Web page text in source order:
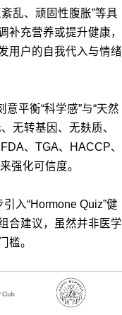
乱、顽固性腹胀”等具
补充营养或提升健康，
用户的自我代入与情绪
平衡“科学感”与“天然
无转基因、无麸质、
、TGA、HACCP、
强化可信度。
入“Hormone Quiz”健
合建议，虽然并非医学
槛。